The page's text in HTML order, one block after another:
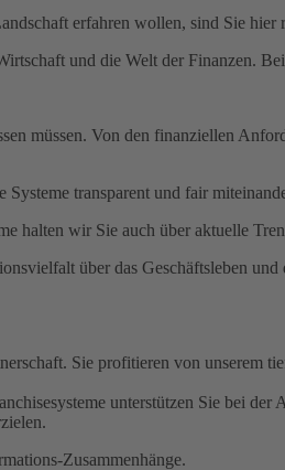
erfahren wollen, sind Sie hier
und die Welt der Finanzen.
müssen. Von den finanziellen
transparent und fair
halten wir Sie auch über aktuelle
über das Geschäftsleben
Sie profitieren von unserem
unterstützen Sie bei der
Zusammenhänge.